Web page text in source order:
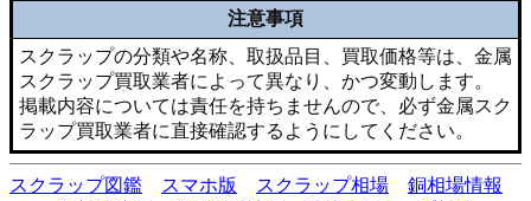
注意事項
スクラップの分類や名称、取扱品目、買取価格等は、金属
スクラップ買取業者によって異なり、かつ変動します。
掲載内容については責任を持ちませんので、必ず金属スク
ラップ買取業者に直接確認するようにしてください。
スクラップ図鑑 スマホ版 スクラップ相場
銅相場情報